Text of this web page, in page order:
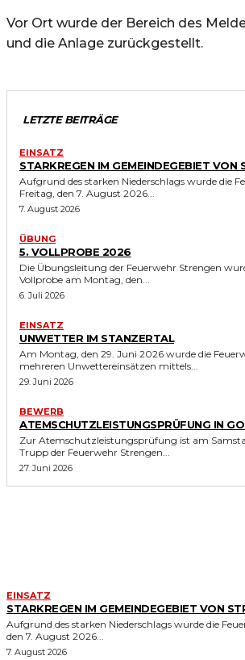
Vor Ort wurde der Bereich des
und die Anlage zurückgestellt.
LETZTE BEITRÄGE
EINSATZ
STARKREGEN IM GEMEINDEGEBIET VON
Aufgrund des starken Niederschlags wurde die
Freitag, den 7. August 2026...
7. August 2026
ÜBUNG
5. VOLLPROBE 2026
Die Übungsleitung der Feuerwehr Strengen
Vollprobe am Montag, den...
6. Juli 2026
EINSATZ
UNWETTER IM STANZERTAL
Am Montag, den 29. Juni 2026 wurde die
mehreren Unwettereinsätzen mittels...
29. Juni 2026
BEWERB
ATEMSCHUTZLEISTUNGSPRÜFUNG IN
Zur Atemschutzleistungsprüfung ist am
Trupp der Feuerwehr Strengen...
27. Juni 2026
EINSATZ
STARKREGEN IM GEMEINDEGEBIET VON
Aufgrund des starken Niederschlags wurde die
den 7. August 2026...
7. August 2026